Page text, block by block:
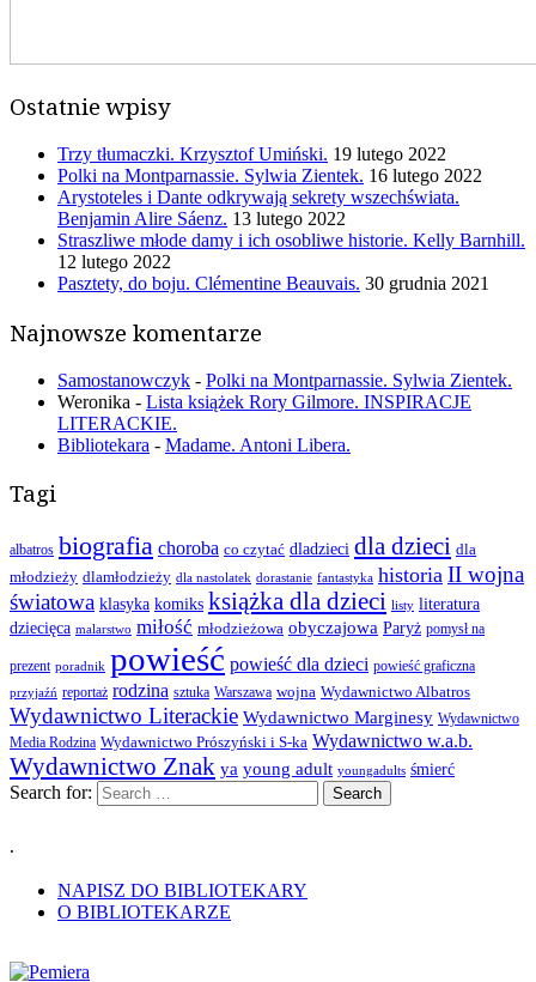
Ostatnie wpisy
Trzy tłumaczki. Krzysztof Umiński. 19 lutego 2022
Polki na Montparnassie. Sylwia Zientek. 16 lutego 2022
Arystoteles i Dante odkrywają sekrety wszechświata.
Benjamin Alire Sáenz. 13 lutego 2022
Straszliwe młode damy i ich osobliwe historie. Kelly Barnhill.
12 lutego 2022
Pasztety, do boju. Clémentine Beauvais. 30 grudnia 2021
Najnowsze komentarze
Samostanowczyk - Polki na Montparnassie. Sylwia Zientek.
Weronika - Lista książek Rory Gilmore. INSPIRACJE
LITERACKIE.
Bibliotekara - Madame. Antoni Libera.
Tagi
albatros biografia choroba co czytać dladzieci dla dzieci dla
młodzieży dlamłodzieży dla nastolatek dorastanie fantastyka historia II wojna
światowa klasyka komiks książka dla dzieci listy literatura
dziecięca malarstwo miłość młodzieżowa obyczajowa Paryż pomysł na
prezent poradnik powieść powieść dla dzieci powieść graficzna
przyjaźń reportaż rodzina sztuka Warszawa wojna Wydawnictwo Albatros
Wydawnictwo Literackie Wydawnictwo Marginesy Wydawnictwo
Media Rodzina Wydawnictwo Prószyński i S-ka Wydawnictwo w.a.b.
Wydawnictwo Znak ya young adult youngadults śmierć
Search for:
.
NAPISZ DO BIBLIOTEKARY
O BIBLIOTEKARZE